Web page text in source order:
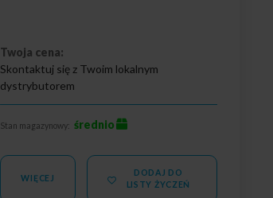
Twoja cena:
Skontaktuj się z Twoim lokalnym
dystrybutorem
Stan magazynowy: średnio
WIĘCEJ
DODAJ DO
LISTY ŻYCZEŃ